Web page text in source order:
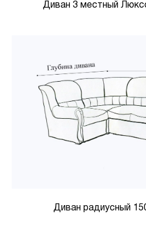
Диван 3 местный
Диван радиусный